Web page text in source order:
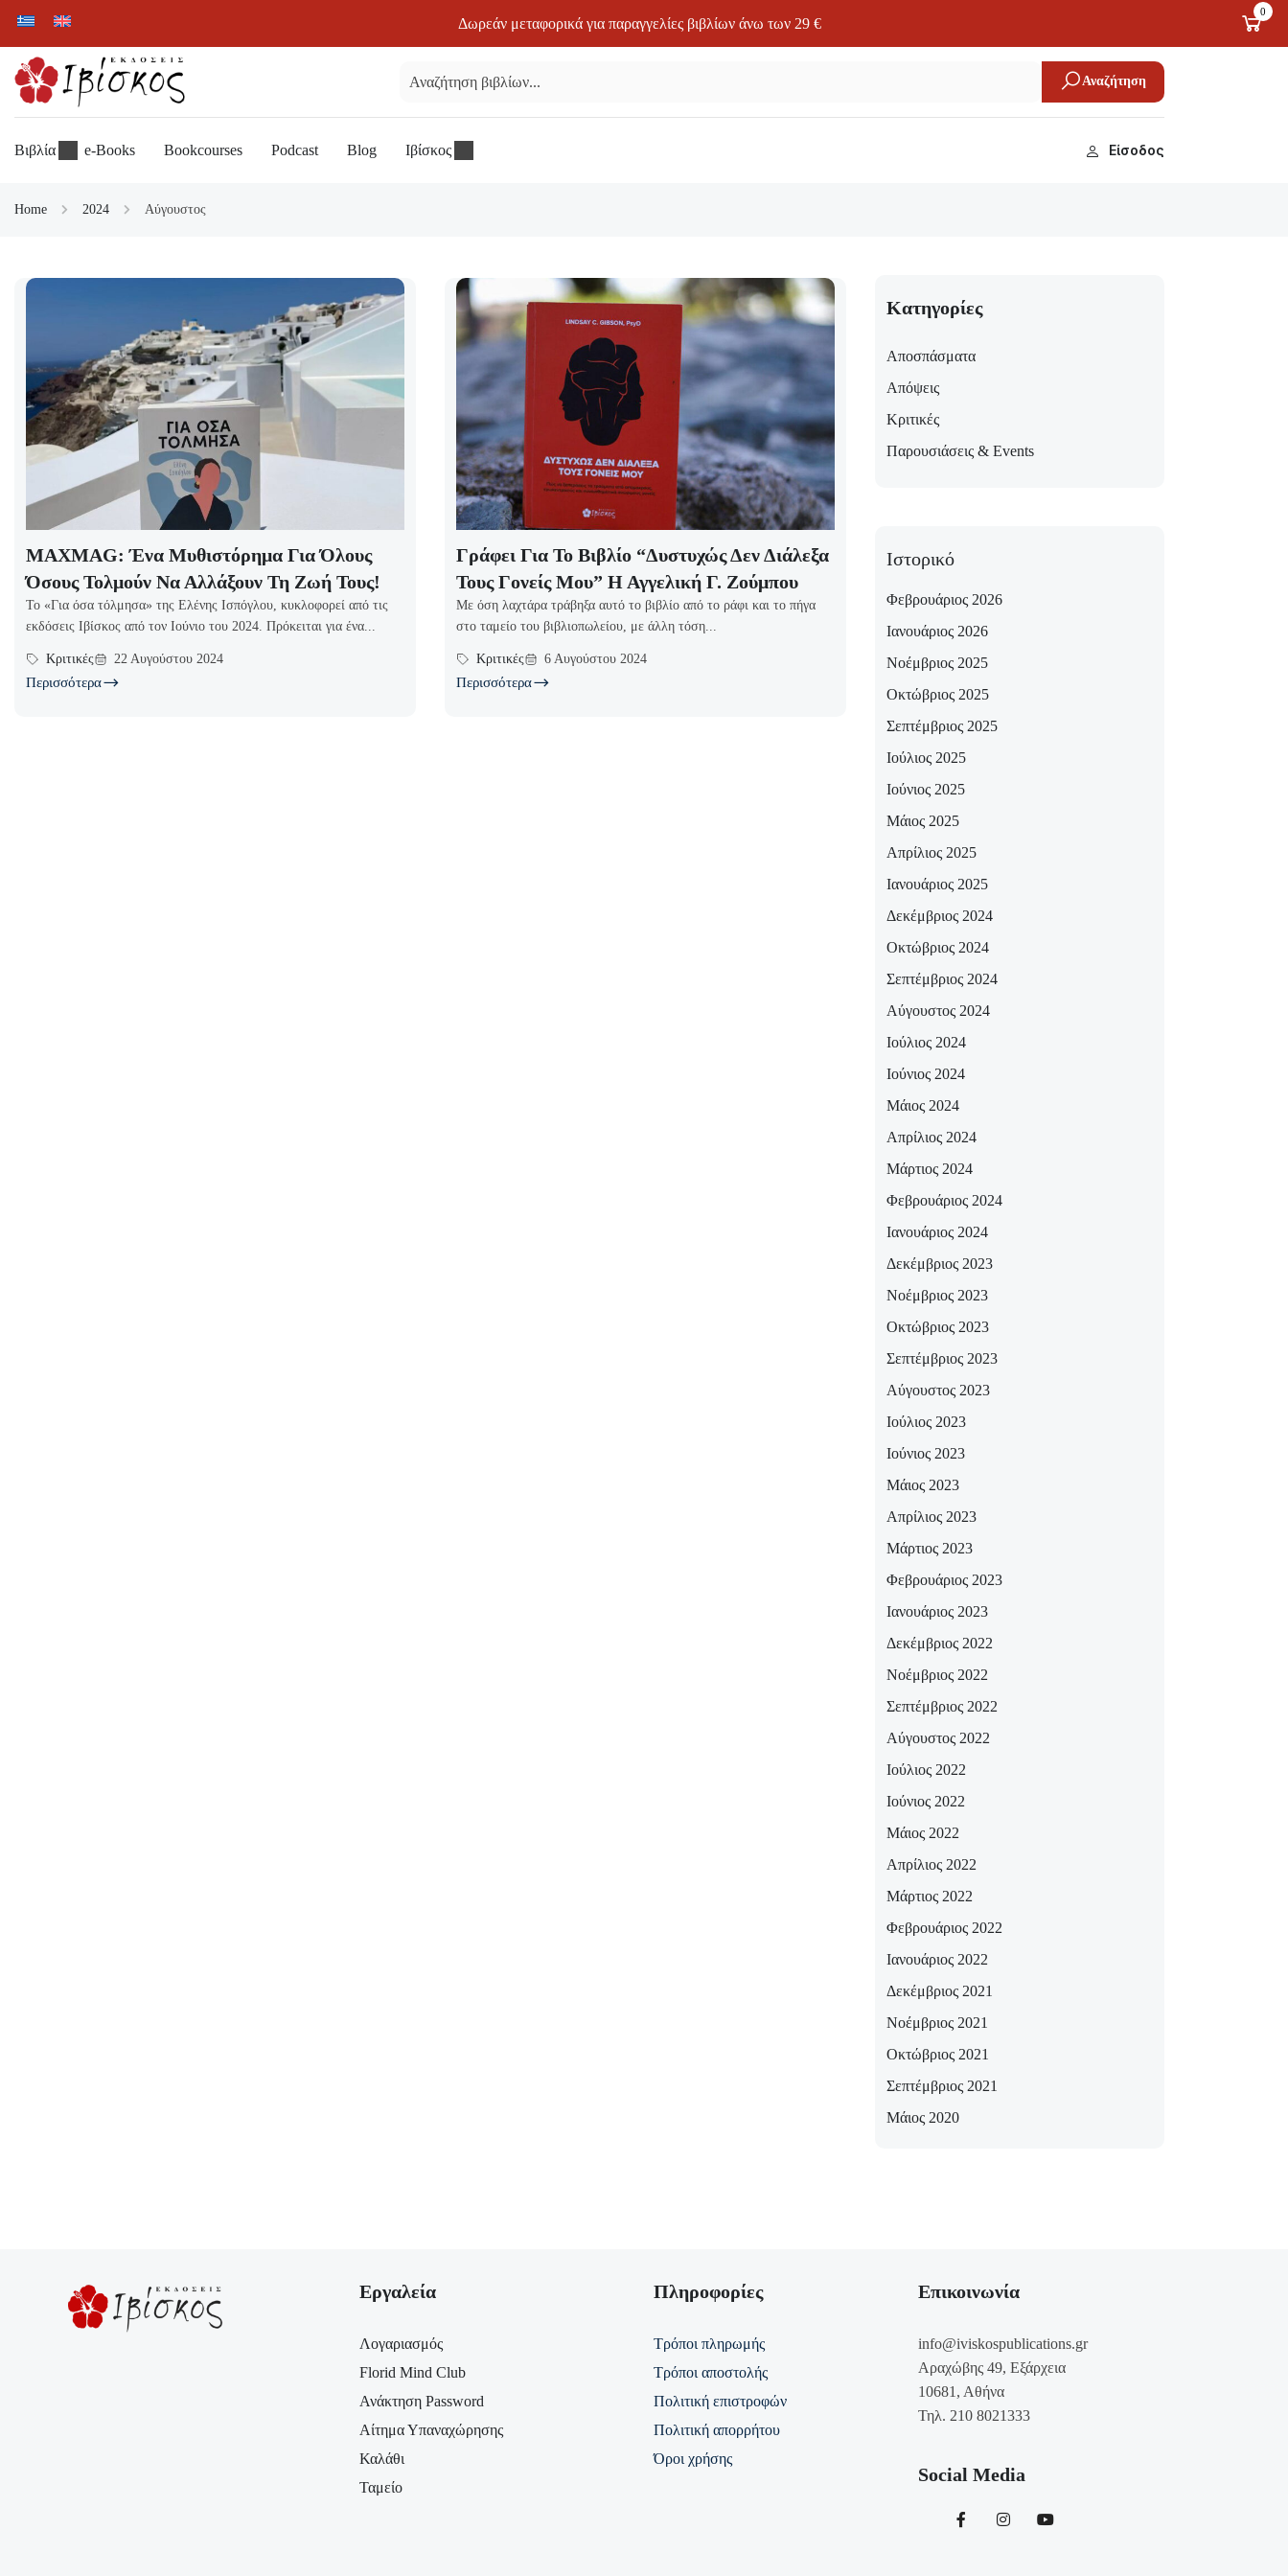
Δωρεάν μεταφορικά για παραγγελίες βιβλίων άνω των 29 €
0
Αναζήτηση
Βιβλία e-Books Bookcourses Podcast Blog Ιβίσκος Είσοδος
Home 2024 Αύγουστος
MAXMAG: Ένα Μυθιστόρημα Για Όλους
Όσους Τολμούν Να Αλλάξουν Τη Ζωή Τους!
Το «Για όσα τόλμησα» της Ελένης Ισπόγλου, κυκλοφορεί από τις
εκδόσεις Ιβίσκος από τον Ιούνιο του 2024. Πρόκειται για ένα...
Κριτικές 22 Αυγούστου 2024
Περισσότερα
Γράφει Για Το Βιβλίο “Δυστυχώς Δεν Διάλεξα
Τους Γονείς Μου” Η Αγγελική Γ. Ζούμπου
Με όση λαχτάρα τράβηξα αυτό το βιβλίο από το ράφι και το πήγα
στο ταμείο του βιβλιοπωλείου, με άλλη τόση...
Κριτικές 6 Αυγούστου 2024
Περισσότερα
Κατηγορίες
Αποσπάσματα
Απόψεις
Κριτικές
Παρουσιάσεις & Events
Ιστορικό
Φεβρουάριος 2026
Ιανουάριος 2026
Νοέμβριος 2025
Οκτώβριος 2025
Σεπτέμβριος 2025
Ιούλιος 2025
Ιούνιος 2025
Μάιος 2025
Απρίλιος 2025
Ιανουάριος 2025
Δεκέμβριος 2024
Οκτώβριος 2024
Σεπτέμβριος 2024
Αύγουστος 2024
Ιούλιος 2024
Ιούνιος 2024
Μάιος 2024
Απρίλιος 2024
Μάρτιος 2024
Φεβρουάριος 2024
Ιανουάριος 2024
Δεκέμβριος 2023
Νοέμβριος 2023
Οκτώβριος 2023
Σεπτέμβριος 2023
Αύγουστος 2023
Ιούλιος 2023
Ιούνιος 2023
Μάιος 2023
Απρίλιος 2023
Μάρτιος 2023
Φεβρουάριος 2023
Ιανουάριος 2023
Δεκέμβριος 2022
Νοέμβριος 2022
Σεπτέμβριος 2022
Αύγουστος 2022
Ιούλιος 2022
Ιούνιος 2022
Μάιος 2022
Απρίλιος 2022
Μάρτιος 2022
Φεβρουάριος 2022
Ιανουάριος 2022
Δεκέμβριος 2021
Νοέμβριος 2021
Οκτώβριος 2021
Σεπτέμβριος 2021
Μάιος 2020
Εργαλεία
Λογαριασμός
Florid Mind Club
Ανάκτηση Password
Αίτημα Υπαναχώρησης
Καλάθι
Ταμείο
Πληροφορίες
Τρόποι πληρωμής
Τρόποι αποστολής
Πολιτική επιστροφών
Πολιτική απορρήτου
Όροι χρήσης
Επικοινωνία
info@iviskospublications.gr
Αραχώβης 49, Εξάρχεια
10681, Αθήνα
Τηλ. 210 8021333
Social Media